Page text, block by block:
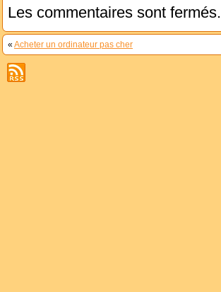
Les commentaires sont fermés.
« Acheter un ordinateur pas cher